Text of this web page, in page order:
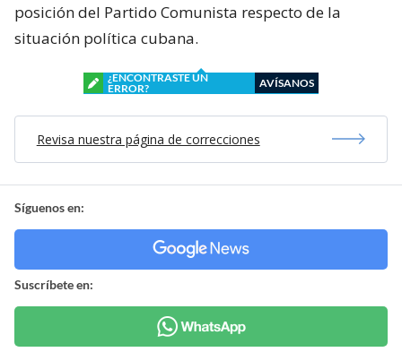
posición del Partido Comunista respecto de la
situación política cubana.
¿ENCONTRASTE UN
ERROR?
AVÍSANOS
Revisa nuestra página de correcciones
Síguenos en:
Suscríbete en: